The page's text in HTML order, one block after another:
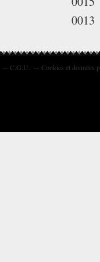
0013
C.G.U. Cookies et données